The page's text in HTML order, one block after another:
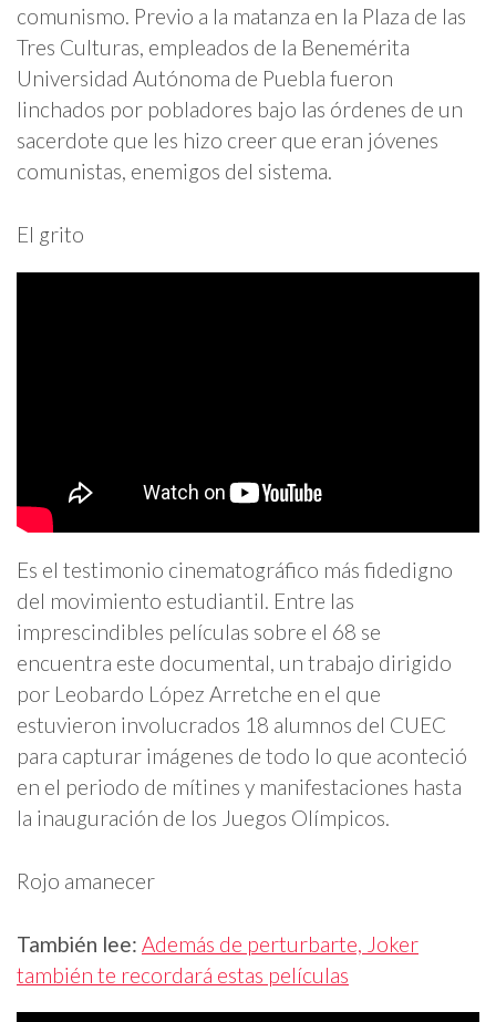
comunismo. Previo a la matanza en la Plaza de las
Tres Culturas, empleados de la Benemérita
Universidad Autónoma de Puebla fueron
linchados por pobladores bajo las órdenes de un
sacerdote que les hizo creer que eran jóvenes
comunistas, enemigos del sistema.
El grito
Es el testimonio cinematográfico más fidedigno
del movimiento estudiantil. Entre las
imprescindibles películas sobre el 68 se
encuentra este documental, un trabajo dirigido
por Leobardo López Arretche en el que
estuvieron involucrados 18 alumnos del CUEC
para capturar imágenes de todo lo que aconteció
en el periodo de mítines y manifestaciones hasta
la inauguración de los Juegos Olímpicos.
Rojo amanecer
También lee: Además de perturbarte, Joker
también te recordará estas películas